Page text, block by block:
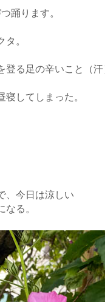
踊ります。
。
登る足の辛いこと（
寝してしまった。
、今日は涼しい
る。